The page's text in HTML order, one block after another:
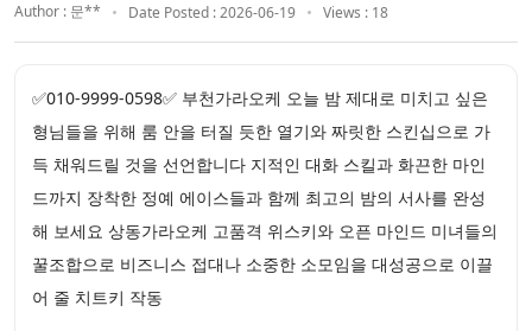
Author : 문** Date Posted : 2026-06-19 Views : 18
✅010-9999-0598✅ 부천가라오케 오늘 밤 제대로 미치고 싶은
형님들을 위해 룸 안을 터질 듯한 열기와 짜릿한 스킨십으로 가
득 채워드릴 것을 선언합니다 지적인 대화 스킬과 화끈한 마인
드까지 장착한 정예 에이스들과 함께 최고의 밤의 서사를 완성
해 보세요 상동가라오케 고품격 위스키와 오픈 마인드 미녀들의
꿀조합으로 비즈니스 접대나 소중한 소모임을 대성공으로 이끌
어 줄 치트키 작동